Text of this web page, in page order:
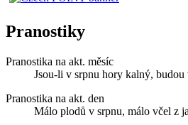
Pranostiky
Pranostika na akt. měsíc
Jsou-li v srpnu hory kalný,
Pranostika na akt. den
Málo plodů v srpnu, málo včel z